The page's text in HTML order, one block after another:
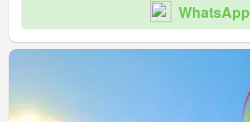
WhatsApp